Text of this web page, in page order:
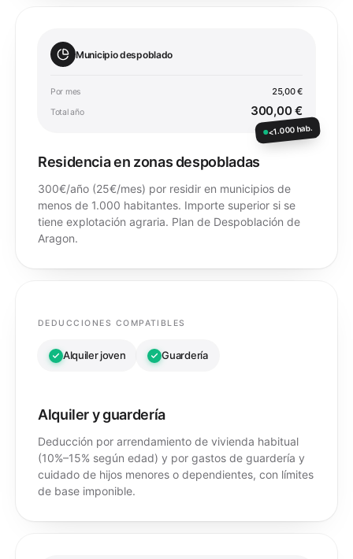
Municipio despoblado
Por mes 25,00 €
Total año 300,00 €
<1.000 hab.
Residencia en zonas despobladas
300€/año (25€/mes) por residir en municipios de
menos de 1.000 habitantes. Importe superior si se
tiene explotación agraria. Plan de Despoblación de
Aragon.
DEDUCCIONES COMPATIBLES
Alquiler joven Guardería
Alquiler y guardería
Deducción por arrendamiento de vivienda habitual
(10%–15% según edad) y por gastos de guardería y
cuidado de hijos menores o dependientes, con límites
de base imponible.